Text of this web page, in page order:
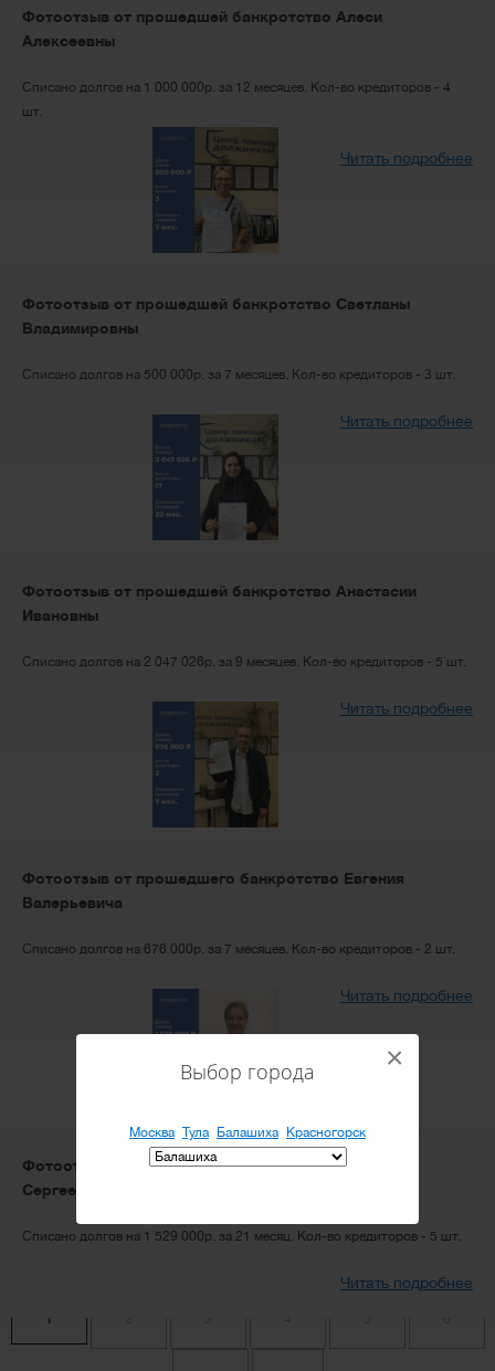
Выбор города
Москва Тула Балашиха Красногорск
×
Фотоотзыв от прошедшей банкротство Алеси
Алексеевны
Списано долгов на 1 000 000р. за 12 месяцев. Кол-во кредиторов - 4
шт.
Читать подробнее
Фотоотзыв от прошедшей банкротство Светланы
Владимировны
Списано долгов на 500 000р. за 7 месяцев. Кол-во кредиторов - 3 шт.
Читать подробнее
Фотоотзыв от прошедшей банкротство Анастасии
Ивановны
Списано долгов на 2 047 026р. за 9 месяцев. Кол-во кредиторов - 5 шт.
Читать подробнее
Фотоотзыв от прошедшего банкротство Евгения
Валерьевича
Списано долгов на 676 000р. за 7 месяцев. Кол-во кредиторов - 2 шт.
Читать подробнее
Фотоотзыв от прошедшей банкротство Кристины
Сергеевны
Списано долгов на 1 529 000р. за 21 месяц. Кол-во кредиторов - 5 шт.
Читать подробнее
1